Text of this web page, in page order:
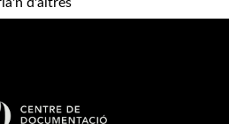
d'altres